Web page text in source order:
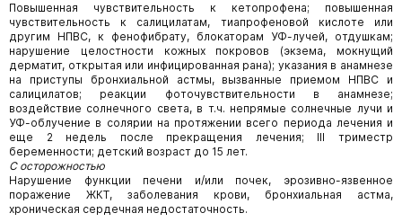
Повышенная чувствительность к кетопрофена; повышенная
чувствительность к салицилатам, тиапрофеновой кислоте или
другим НПВС, к фенофибрату, блокаторам УФ-лучей, отдушкам;
нарушение целостности кожных покровов (экзема, мокнущий
дерматит, открытая или инфицированная рана); указания в анамнезе
на приступы бронхиальной астмы, вызванные приемом НПВС и
салицилатов; реакции фоточувствительности в анамнезе;
воздействие солнечного света, в т.ч. непрямые солнечные лучи и
УФ-облучение в солярии на протяжении всего периода лечения и
еще 2 недель после прекращения лечения; III триместр
беременности; детский возраст до 15 лет.
С осторожностью
Нарушение функции печени и/или почек, эрозивно-язвенное
поражение ЖКТ, заболевания крови, бронхиальная астма,
хроническая сердечная недостаточность.